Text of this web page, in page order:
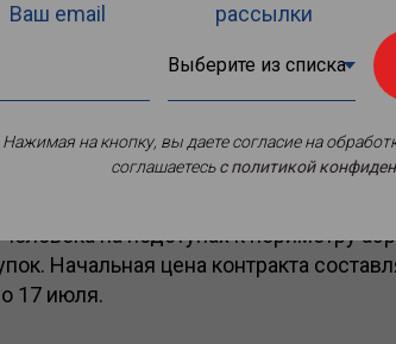
на выполнение работ по
на подступах к периметру
Начальная цена контракта
17 июля.
Ваш email
рассылки
Нажимая на кнопку, вы даете согласие на
соглашаетесьc политикой